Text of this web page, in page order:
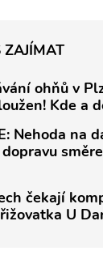
ohňů v
Kde a
Nehoda na
čekají
U